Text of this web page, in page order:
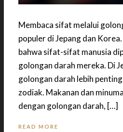
Membaca sifat melalui
populer di Jepang dan
bahwa sifat-sifat manusia
golongan darah mereka. Di
golongan darah lebih
zodiak. Makanan dan
dengan golongan darah, […]
READ MORE